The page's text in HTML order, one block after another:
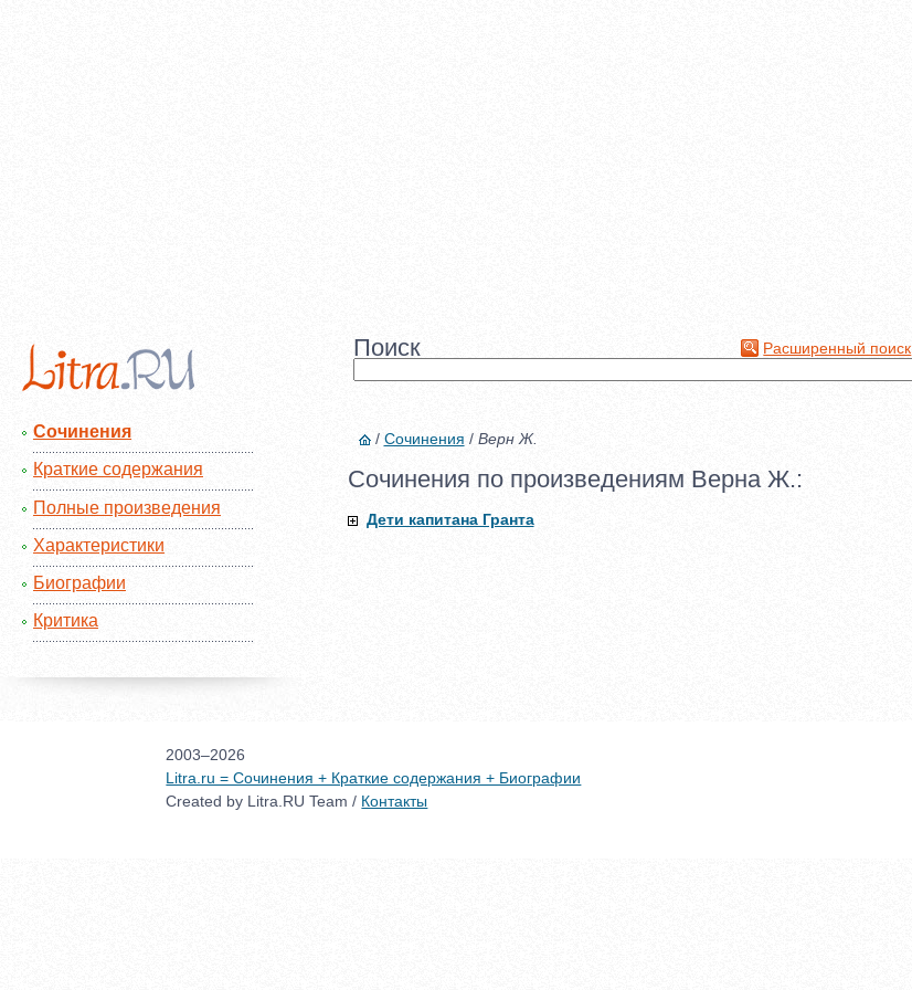
Поиск Расширенный поиск
Сочинения
Краткие содержания
Полные произведения
Характеристики
Биографии
Критика
/ Сочинения / Верн Ж.
Сочинения по произведениям Верна Ж.:
Дети капитана Гранта
2003–2026
Litra.ru = Сочинения + Краткие содержания + Биографии
Created by Litra.RU Team / Контакты